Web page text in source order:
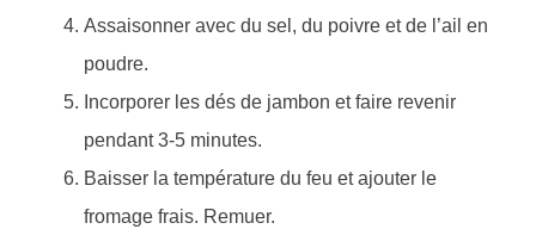
Assaisonner avec du sel, du poivre et de l’ail en
poudre.
Incorporer les dés de jambon et faire revenir
pendant 3-5 minutes.
Baisser la température du feu et ajouter le
fromage frais. Remuer.